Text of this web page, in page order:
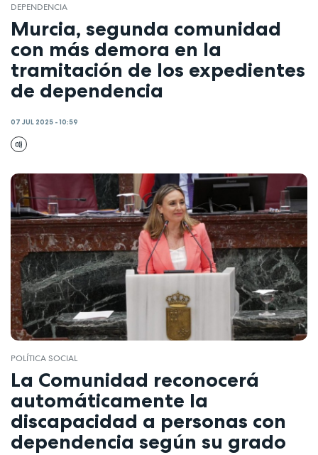
DEPENDENCIA
Murcia, segunda comunidad
con más demora en la
tramitación de los expedientes
de dependencia
07 JUL 2025 - 10:59
POLÍTICA SOCIAL
La Comunidad reconocerá
automáticamente la
discapacidad a personas con
dependencia según su grado